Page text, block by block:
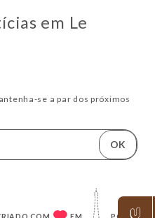
em Le
se a par dos próximos
OK